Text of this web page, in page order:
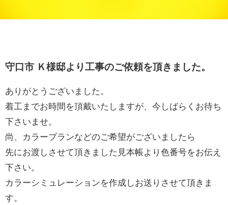
守口市 Ｋ様邸より工事のご依頼を頂きました。
ありがとうございました。
着工までお時間を頂戴いたしますが、今しばらくお待ち
下さいませ。
尚、カラープランなどのご希望がございましたら
先にお渡しさせて頂きました見本帳より色番号をお伝え
下さい。
カラーシミュレーションを作成しお送りさせて頂きま
す。